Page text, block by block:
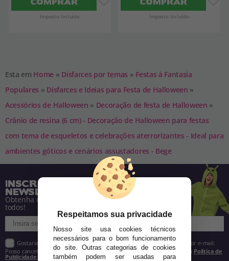
Imposto Incluído Imposto Incluído
Esta em Home » Disfarces por temas » Festas à Fantasia
Populares » Disfarces e Ideias para Festa de Halloween »
Acessórios de Halloween » Decoração de festa de Halloween »
Crânio de resina (6 cm) - Decoração de Halloween para festas
com tema de esqueletos e celebrações aterrorizantes - Ideal para
ambientes góticos e cenários assustadores - Bege
INSCREVA-SE NA NOSSA
NEWSLETTER
Obtenha descontos e saiba de tudo antes de
todos!
Gostaria de receber descontos exclusivos, novidades e tendências por e-mail.
Posso cancelar a inscrição a qualquer momento, conforme estipulado na Política de
Publicidade
Respeitamos sua privacidade
Nosso site usa cookies técnicos
necessários para o bom funcionamento
do site. Outras categorias de cookies
também podem ser usadas para